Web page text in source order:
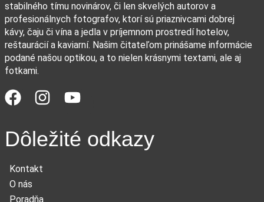
stabilného tímu novinárov, či len skvelých autorov a
profesionálnych fotografov, ktorí sú priaznivcami dobrej
kávy, čaju či vína a jedla v príjemnom prostredí hotelov,
reštaurácií a kaviarní. Našim čitateľom prinášame informácie
podané našou optikou, a to nielen krásnymi textami, ale aj
fotkami.
Dôležité odkazy
Kontakt
O nás
Poradňa